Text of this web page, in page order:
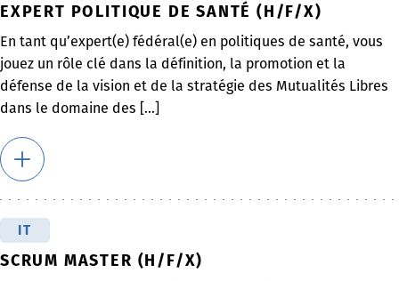
EXPERT POLITIQUE DE SANTÉ (H/F/X)
En tant qu’expert(e) fédéral(e) en politiques de santé, vous
jouez un rôle clé dans la définition, la promotion et la
défense de la vision et de la stratégie des Mutualités Libres
dans le domaine des [...]
IT
SCRUM MASTER (H/F/X)